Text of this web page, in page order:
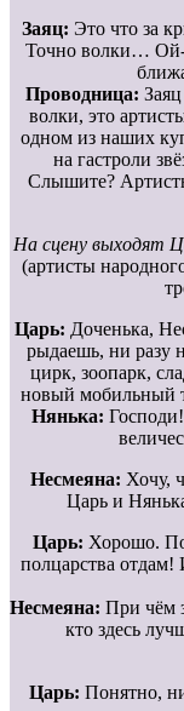
Заяц: Это что за
Точно волки… Ой-
Проводница:
волки, это
одном из наших
на гастроли
Слышите?
На сцену выходят
(артисты
Царь: Доченька,
рыдаешь, ни разу
цирк, зоопарк,
новый мобильный
Нянька:
Несмеяна: Хочу,
Царь и
Царь: Хорошо.
полцарства
Несмеяна: При чём
кто здесь
Царь: Понятно,